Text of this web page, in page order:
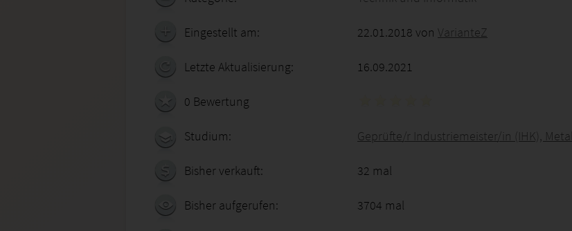
Eingestellt am: 22.01.2018 von VarianteZ
Letzte Aktualisierung: 16.09.2021
0 Bewertung
Studium: Geprüfte/r Industriemeister/in (IHK),
Bisher verkauft: 32 mal
Bisher aufgerufen: 3704 mal